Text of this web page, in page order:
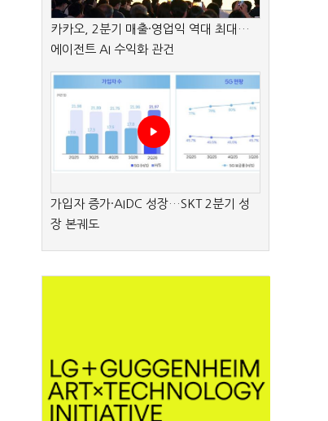
카카오, 2분기 매출·영업익 역대 최대…
에이전트 AI 수익화 관건
가입자 증가·AIDC 성장…SKT 2분기 성
장 본궤도